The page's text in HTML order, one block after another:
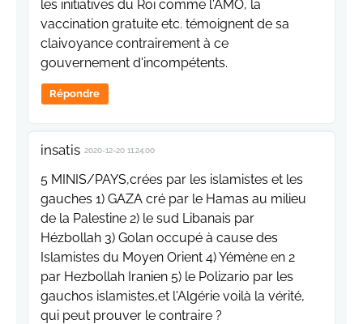
les initiatives du Roi comme l'AMO, la
vaccination gratuite etc. témoignent de sa
claivoyance contrairement à ce
gouvernement d'incompétents.
Répondre
insatis 2020-12-20 11:24:00
5 MINIS/PAYS,crées par les islamistes et les
gauches 1) GAZA cré par le Hamas au milieu
de la Palestine 2) le sud Libanais par
Hézbollah 3) Golan occupé à cause des
Islamistes du Moyen Orient 4) Yémène en 2
par Hezbollah Iranien 5) le Polizario par les
gauchos islamistes,et l'Algérie voilà la vérité,
qui peut prouver le contraire ?